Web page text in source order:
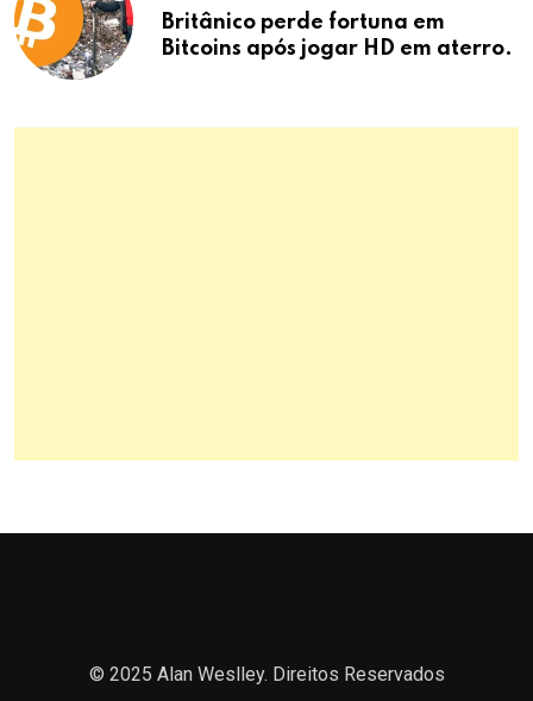
Britânico perde fortuna em
Bitcoins após jogar HD em aterro.
© 2025 Alan Weslley. Direitos Reservados